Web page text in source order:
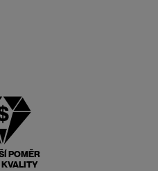
POMĚR
KVALITY